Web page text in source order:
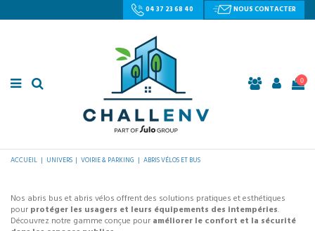
04 37 23 68 40 NOUS CONTACTER
0
ACCUEIL UNIVERS VOIRIE & PARKING ABRIS VÉLOS ET BUS
Nos abris bus et abris vélos offrent des solutions pratiques et esthétiques
pour protéger les usagers et leurs équipements des intempéries.
Découvrez notre gamme conçue pour améliorer le confort et la sécurité